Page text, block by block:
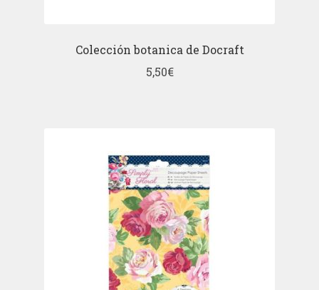
Colección botanica de Docraft
5,50€